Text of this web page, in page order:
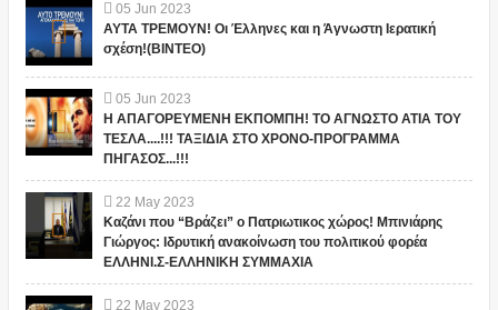
05 Jun 2023
ΑΥΤΑ ΤΡΕΜΟΥΝ! Οι Έλληνες και η Άγνωστη Ιερατική
σχέση!(ΒΙΝΤΕΟ)
05 Jun 2023
Η ΑΠΑΓΟΡΕΥΜΕΝΗ ΕΚΠΟΜΠΗ! ΤΟ ΑΓΝΩΣΤΟ ΑΤΙΑ ΤΟΥ
ΤΕΣΛΑ....!!! ΤΑΞΙΔΙΑ ΣΤΟ ΧΡΟΝΟ-ΠΡΟΓΡΑΜΜΑ
ΠΗΓΑΣΟΣ...!!!
22 May 2023
Καζάνι που “Βράζει” ο Πατριωτικος χώρος! Μπινιάρης
Γιώργος: Ιδρυτική ανακοίνωση του πολιτικού φορέα
ΕΛΛΗΝΙ.Σ-ΕΛΛΗΝΙΚΗ ΣΥΜΜΑΧΙΑ
22 May 2023